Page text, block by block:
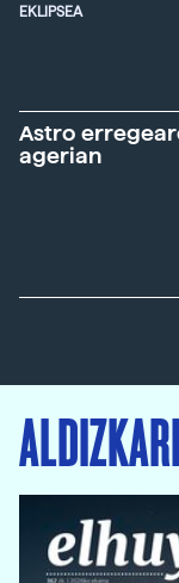
EKLIPSEA
Astro
agerian